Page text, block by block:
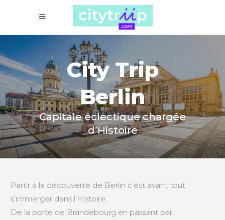
City Trip
Berlin
Capitale éclectique chargée
d’Histoire
Partir à la découverte de Berlin c’est avant tout
s’immerger dans l’Histoire.
De la porte de Brandebourg en passant par